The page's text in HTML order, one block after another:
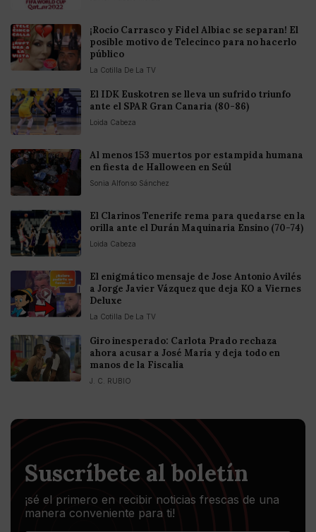
¡Rocío Carrasco y Fidel Albiac se separan! El
posible motivo de Telecinco para no hacerlo
público
La Cotilla De La TV
El IDK Euskotren se lleva un sufrido triunfo
ante el SPAR Gran Canaria (80-86)
Loida Cabeza
Al menos 153 muertos por estampida humana
en fiesta de Halloween en Seúl
Sonia Alfonso Sánchez
El Clarinos Tenerife rema para quedarse en la
orilla ante el Durán Maquinaria Ensino (70-74)
Loida Cabeza
El enigmático mensaje de Jose Antonio Avilés
a Jorge Javier Vázquez que deja KO a Viernes
Deluxe
La Cotilla De La TV
Giro inesperado: Carlota Prado rechaza
ahora acusar a José María y deja todo en
manos de la Fiscalía
J. C. RUBIO
Suscríbete al boletín
¡sé el primero en recibir noticias frescas de una
manera conveniente para ti!